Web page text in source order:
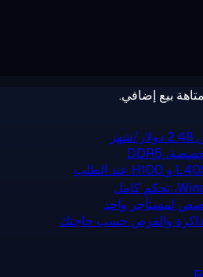
لمستأجر واحد
والقرص حسب حاجتك